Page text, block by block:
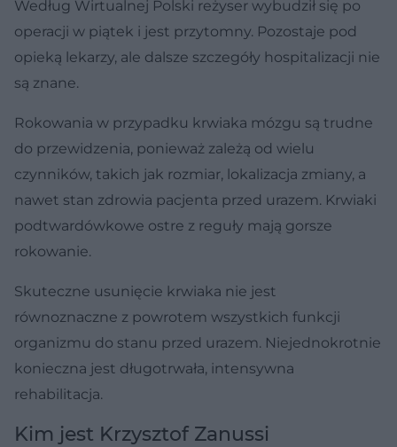
Według Wirtualnej Polski reżyser wybudził się po
operacji w piątek i jest przytomny. Pozostaje pod
opieką lekarzy, ale dalsze szczegóły hospitalizacji nie
są znane.
Rokowania w przypadku krwiaka mózgu są trudne
do przewidzenia, ponieważ zależą od wielu
czynników, takich jak rozmiar, lokalizacja zmiany, a
nawet stan zdrowia pacjenta przed urazem. Krwiaki
podtwardówkowe ostre z reguły mają gorsze
rokowanie.
Skuteczne usunięcie krwiaka nie jest
równoznaczne z powrotem wszystkich funkcji
organizmu do stanu przed urazem. Niejednokrotnie
konieczna jest długotrwała, intensywna
rehabilitacja.
Kim jest Krzysztof Zanussi